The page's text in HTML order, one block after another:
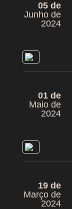
05 de
Junho de
2024
01 de
Maio de
2024
19 de
Março de
2024